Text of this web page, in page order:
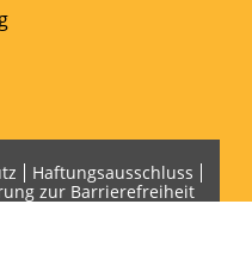
Haftungsausschluss
zur Barrierefreiheit